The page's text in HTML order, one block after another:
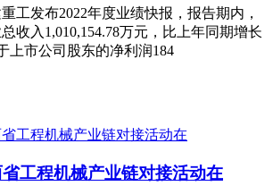
工发布2022年度业绩快报，报告期内，
收入1,010,154.78万元，比上年同期增长
上市公司股东的净利润184
工程机械产业链对接活动在